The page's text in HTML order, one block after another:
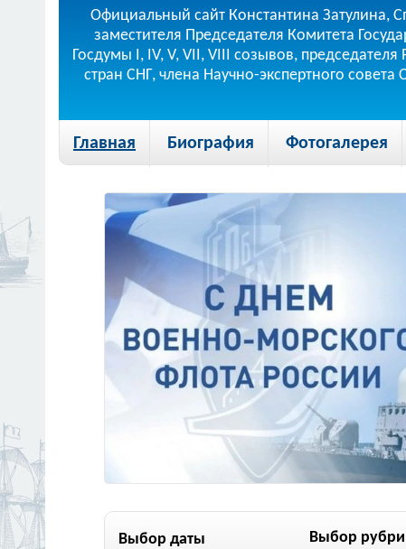
Официальный сайт Константина Затулина,
заместителя Председателя Комитета
Госдумы I, IV, V, VII, VIII созывов,
стран СНГ, члена Научно-экспертного
Главная Биография Фотогалерея
Выбор даты
Выбор